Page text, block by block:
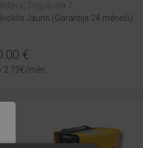
Tirgus iela 7
Jauns (Garantija 24 mēneši)
€
2.73€/mēn.